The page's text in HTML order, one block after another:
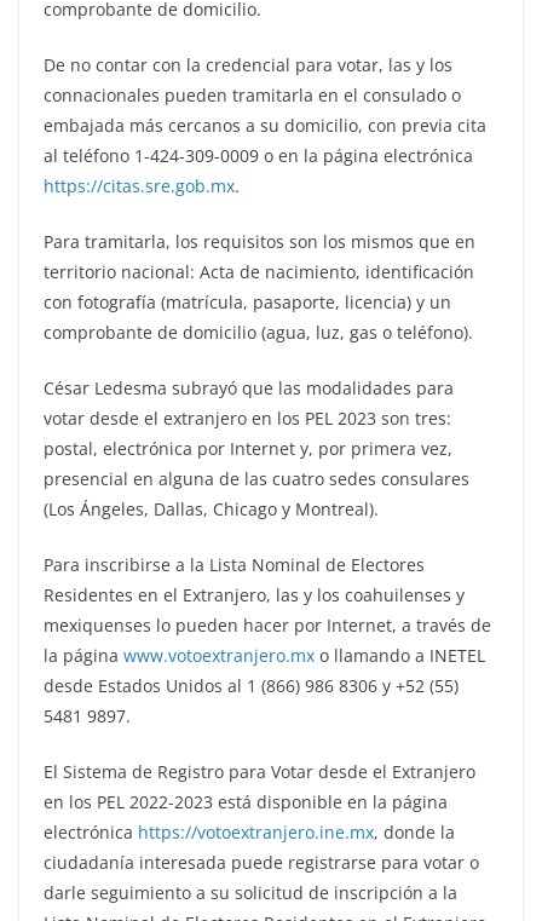
comprobante de domicilio.
De no contar con la credencial para votar, las y los
connacionales pueden tramitarla en el consulado o
embajada más cercanos a su domicilio, con previa cita
al teléfono 1-424-309-0009 o en la página electrónica
https://citas.sre.gob.mx.
Para tramitarla, los requisitos son los mismos que en
territorio nacional: Acta de nacimiento, identificación
con fotografía (matrícula, pasaporte, licencia) y un
comprobante de domicilio (agua, luz, gas o teléfono).
César Ledesma subrayó que las modalidades para
votar desde el extranjero en los PEL 2023 son tres:
postal, electrónica por Internet y, por primera vez,
presencial en alguna de las cuatro sedes consulares
(Los Ángeles, Dallas, Chicago y Montreal).
Para inscribirse a la Lista Nominal de Electores
Residentes en el Extranjero, las y los coahuilenses y
mexiquenses lo pueden hacer por Internet, a través de
la página www.votoextranjero.mx o llamando a INETEL
desde Estados Unidos al 1 (866) 986 8306 y +52 (55)
5481 9897.
El Sistema de Registro para Votar desde el Extranjero
en los PEL 2022-2023 está disponible en la página
electrónica https://votoextranjero.ine.mx, donde la
ciudadanía interesada puede registrarse para votar o
darle seguimiento a su solicitud de inscripción a la